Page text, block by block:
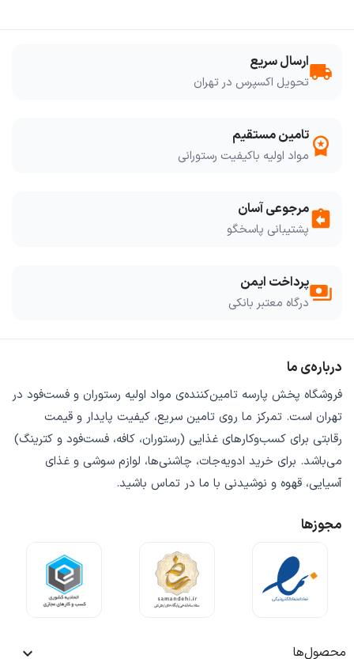
local_shippingارسال سریع
تحویل اکسپرس در تهران
workspace_premium تامین مستقیم
مواد اولیه باکیفیت رستورانی
assignment_returnمرجوعی آسان
پشتیبانی پاسخگو
paymentsپرداخت ایمن
درگاه معتبر بانکی
درباره‌ی ما
فروشگاه پخش پارسه تامین‌کننده‌ی مواد اولیه رستوران و فست‌فود در
تهران است. تمرکز ما روی تامین سریع، کیفیت پایدار و قیمت
رقابتی برای کسب‌وکارهای غذایی (رستوران، کافه، فست‌فود و کترینگ)
می‌باشد. برای خرید ادویه‌جات، چاشنی‌ها، لوازم سوشی و غذای
آسیایی، قهوه و نوشیدنی با ما در تماس باشید.
مجوزها
محصول‌ها 